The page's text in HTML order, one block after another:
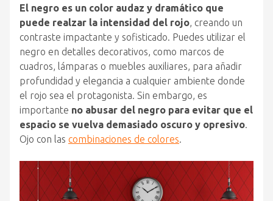
El negro es un color audaz y dramático que
puede realzar la intensidad del rojo, creando un
contraste impactante y sofisticado. Puedes utilizar el
negro en detalles decorativos, como marcos de
cuadros, lámparas o muebles auxiliares, para añadir
profundidad y elegancia a cualquier ambiente donde
el rojo sea el protagonista. Sin embargo, es
importante no abusar del negro para evitar que el
espacio se vuelva demasiado oscuro y opresivo.
Ojo con las combinaciones de colores.